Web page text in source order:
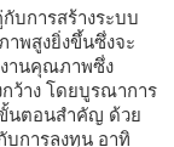
บการสร้างระบบ
พสูงยิ่งขึ้นซึ่งจะ
งานคุณภาพซึ่ง
ว้าง โดยบูรณาการ
นตอนสำคัญ ด้วย
บการลงทุน อาทิ